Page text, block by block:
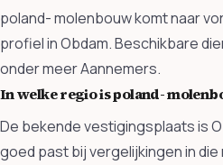
poland- molenbouw komt naar
profiel in Obdam. Beschikbare
onder meer Aannemers.
In welke regio is poland-
De bekende vestigingsplaats is
goed past bij vergelijkingen in die